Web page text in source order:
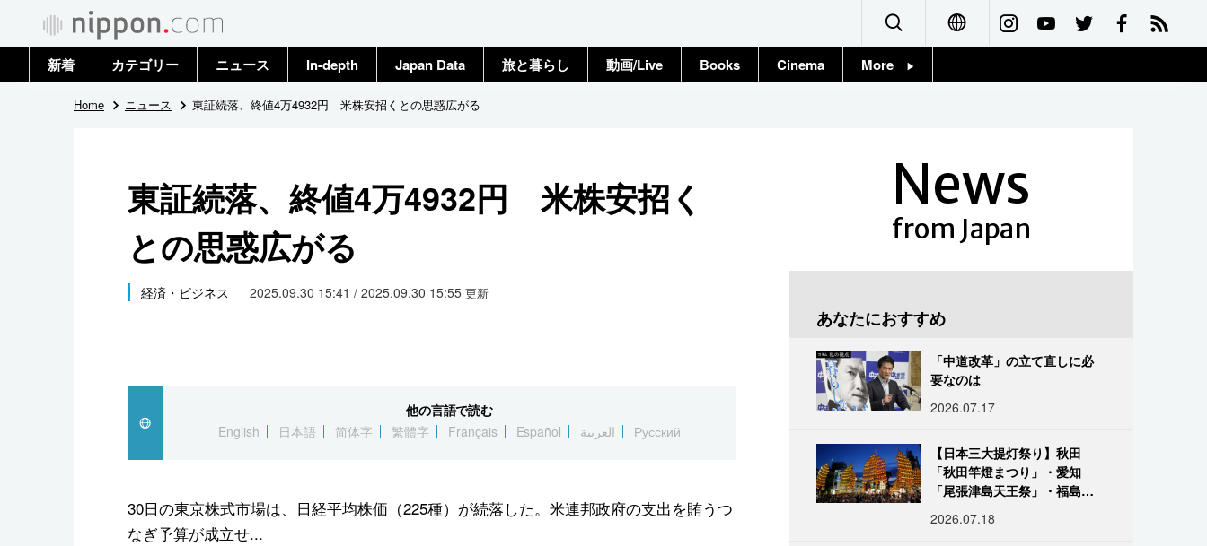
Français
新着 カテゴリー
政治・外交
国際
社会
文化
スポーツ・東京2020
ニュース
トップ
In-depth Japan Data 旅と暮らし 動画/Live Books Cinema More
Home ニュース 東証続落、終値4万4932円 米株安招くとの思惑広がる
東証続落、終値4万4932円 米株安招く
との思惑広がる
経済・ビジネス 2025.09.30 15:41 / 2025.09.30 15:55 更新
他の言語で読む
English
日本語 简体字 繁體字 Français Español العربية Русский
30日の東京株式市場は、日経平均株価（225種）が続落した。米連邦政府の支出を賄うつ
なぎ予算が成立せ...
News
from Japan
あなたにおすすめ
「中道改革」の立て直しに必
要なのは
2026.07.17
【日本三大提灯祭り】秋田
「秋田竿燈まつり」・愛知
「尾張津島天王祭」・福島
だしい灯火が夜空を照らす光
2026.07.18